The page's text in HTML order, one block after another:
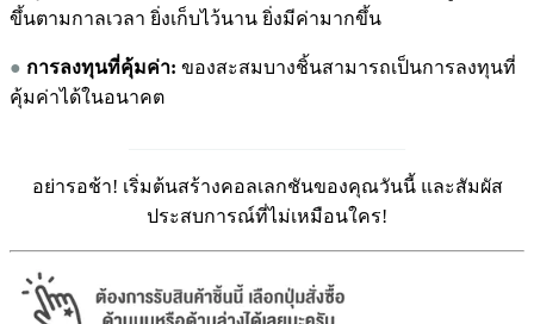
ขึ้นตามกาลเวลา ยิ่งเก็บไว้นาน ยิ่งมีค่ามากขึ้น
● การลงทุนที่คุ้มค่า: ของสะสมบางชิ้นสามารถเป็นการลงทุนที่
คุ้มค่าได้ในอนาคต
อย่ารอช้า! เริ่มต้นสร้างคอลเลกชันของคุณวันนี้ และสัมผัส
ประสบการณ์ที่ไม่เหมือนใคร!